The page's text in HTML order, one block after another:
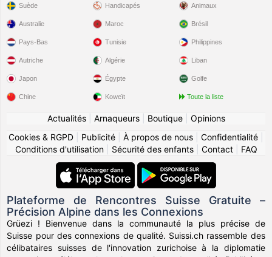
Suède Handicapés Animaux
Australie
Pays-Bas
Autriche
Japon
Chine
Maroc
Tunisie
Algérie
Égypte
Koweït
Brésil
Philippines
Liban
Golfe
Toute la liste
Actualités| Arnaqueurs| Boutique| Opinions
Cookies & RGPD
Publicité À propos de nous Confidentialité
Conditions d'utilisation| Sécurité des enfants| Contact| FAQ
Plateforme de Rencontres Suisse Gratuite –
Précision Alpine dans les Connexions
Grüezi ! Bienvenue dans la communauté la plus précise de
Suisse pour des connexions de qualité. Suissi.ch rassemble des
célibataires suisses de l'innovation zurichoise à la diplomatie